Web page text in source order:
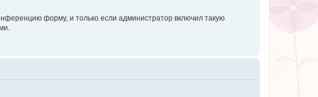
форму, и только если администратор включил такую